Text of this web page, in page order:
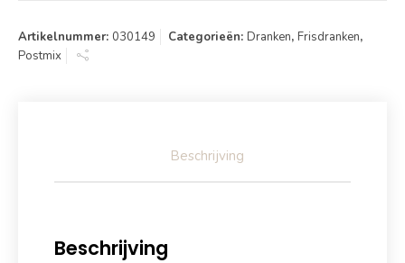
Artikelnummer: 030149 Categorieën: Dranken, Frisdranken,
Postmix
Beschrijving
Beschrijving